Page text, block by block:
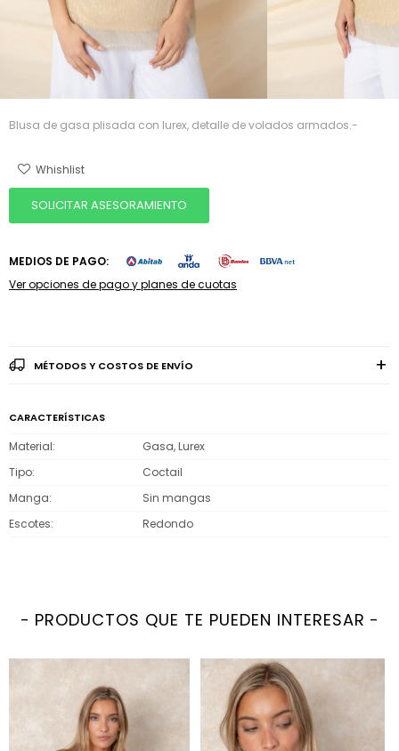
Blusa de gasa plisada con lurex, detalle de volados armados.-
SOLICITAR ASESORAMIENTO
MEDIOS DE PAGO:
Ver opciones de pago y planes de cuotas
MÉTODOS Y COSTOS DE ENVÍO
CARACTERÍSTICAS
Material
Gasa, Lurex
Tipo
Coctail
Manga
Sin mangas
Escotes
Redondo
PRODUCTOS QUE TE PUEDEN INTERESAR